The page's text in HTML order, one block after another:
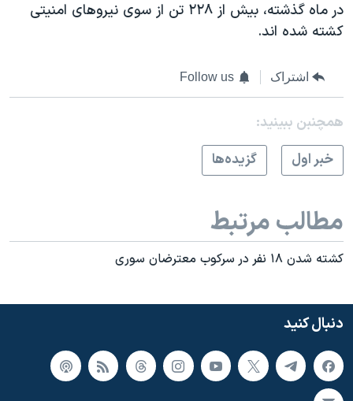
در ماه گذشته، بیش از ۲۲۸ تن از سوی نیروهای امنیتی
کشته شده اند.
اشتراک Follow us
همچنبن ببینید:
خبر اول
گزيده‌ها
مطالب مرتبط
کشته شدن ۱۸ نفر در سرکوب معترضان سوری
دنبال کنید